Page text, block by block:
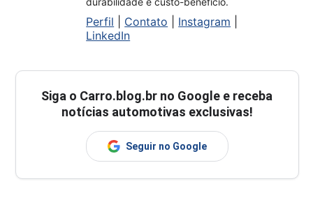
Perfil Contato Instagram
LinkedIn
Siga o Carro.blog.br no Google e receba
notícias automotivas exclusivas!
Seguir no Google